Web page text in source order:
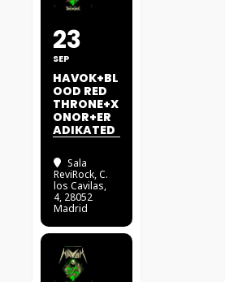
23
SEP
HAVOK+BL
OOD RED
THRONE+X
ONOR+ER
ADIKATED
Sala
ReviRock, C.
los Cavilas,
4, 28052
Madrid